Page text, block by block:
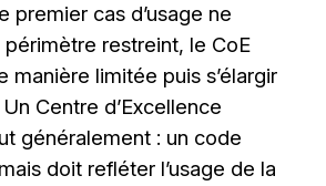
premier cas d’usage ne
périmètre restreint, le CoE
manière limitée puis s’élargir
Centre d’Excellence
généralement : un code
doit refléter l’usage de la